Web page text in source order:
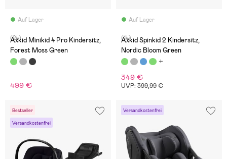
Auf Lager
(24)
Axkid Minikid 4 Pro Kindersitz,
Forest Moss Green
499 €
Auf Lager
(14)
Axkid Spinkid 2 Kindersitz,
Nordic Bloom Green
349 €
UVP: 399,99 €
Bestseller
Versandkostenfrei
Versandkostenfrei